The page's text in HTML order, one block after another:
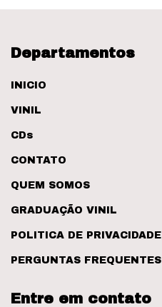
Departamentos
INICIO
VINIL
CDs
CONTATO
QUEM SOMOS
GRADUAÇÃO VINIL
POLITICA DE PRIVACIDADE
PERGUNTAS FREQUENTES
Entre em contato